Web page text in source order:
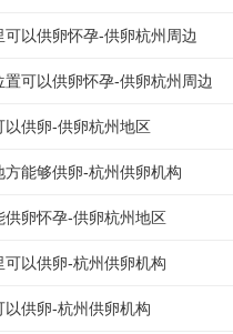
以供卵怀孕-供卵杭州周边
可以供卵怀孕-供卵杭州周边
供卵-供卵杭州地区
方能够供卵-杭州供卵机构
卵怀孕-供卵杭州地区
以供卵-杭州供卵机构
供卵-杭州供卵机构